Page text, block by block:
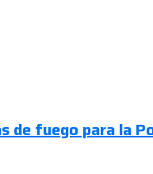
de fuego para la